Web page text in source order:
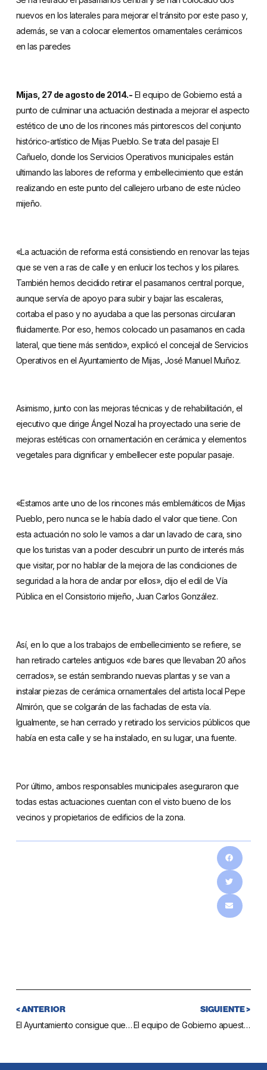
nuevos en los laterales para mejorar el tránsito por este paso y,
además, se van a colocar elementos ornamentales cerámicos
en las paredes
Mijas, 27 de agosto de 2014.- El equipo de Gobierno está a
punto de culminar una actuación destinada a mejorar el aspecto
estético de uno de los rincones más pintorescos del conjunto
histórico-artístico de Mijas Pueblo. Se trata del pasaje El
Cañuelo, donde los Servicios Operativos municipales están
ultimando las labores de reforma y embellecimiento que están
realizando en este punto del callejero urbano de este núcleo
mijeño.
«La actuación de reforma está consistiendo en renovar las tejas
que se ven a ras de calle y en enlucir los techos y los pilares.
También hemos decidido retirar el pasamanos central porque,
aunque servía de apoyo para subir y bajar las escaleras,
cortaba el paso y no ayudaba a que las personas circularan
fluidamente. Por eso, hemos colocado un pasamanos en cada
lateral, que tiene más sentido», explicó el concejal de Servicios
Operativos en el Ayuntamiento de Mijas, José Manuel Muñoz.
Asimismo, junto con las mejoras técnicas y de rehabilitación, el
ejecutivo que dirige Ángel Nozal ha proyectado una serie de
mejoras estéticas con ornamentación en cerámica y elementos
vegetales para dignificar y embellecer este popular pasaje.
«Estamos ante uno de los rincones más emblemáticos de Mijas
Pueblo, pero nunca se le había dado el valor que tiene. Con
esta actuación no solo le vamos a dar un lavado de cara, sino
que los turistas van a poder descubrir un punto de interés más
que visitar, por no hablar de la mejora de las condiciones de
seguridad a la hora de andar por ellos», dijo el edil de Vía
Pública en el Consistorio mijeño, Juan Carlos González.
Así, en lo que a los trabajos de embellecimiento se refiere, se
han retirado carteles antiguos «de bares que llevaban 20 años
cerrados», se están sembrando nuevas plantas y se van a
instalar piezas de cerámica ornamentales del artista local Pepe
Almirón, que se colgarán de las fachadas de esta vía.
Igualmente, se han cerrado y retirado los servicios públicos que
había en esta calle y se ha instalado, en su lugar, una fuente.
Por último, ambos responsables municipales aseguraron que
todas estas actuaciones cuentan con el visto bueno de los
vecinos y propietarios de edificios de la zona.
< ANTERIOR
El Ayuntamiento consigue que se retiren 130 metros de cableado aéreo en el entorno de la Butiplaya
SIGUIENTE >
El equipo de Gobierno apuesta por la formación e incrementa la dotación para becas para alumnos de la Universidad Popular